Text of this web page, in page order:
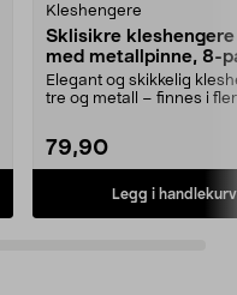
Kleshengere
Sklisikre
med metallpinne, 8-
Elegant og skikkelig
tre og metall – finnes i
79,90
Legg i handlekurv